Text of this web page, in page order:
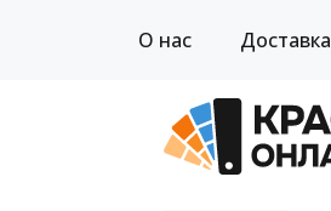
О нас Доставка